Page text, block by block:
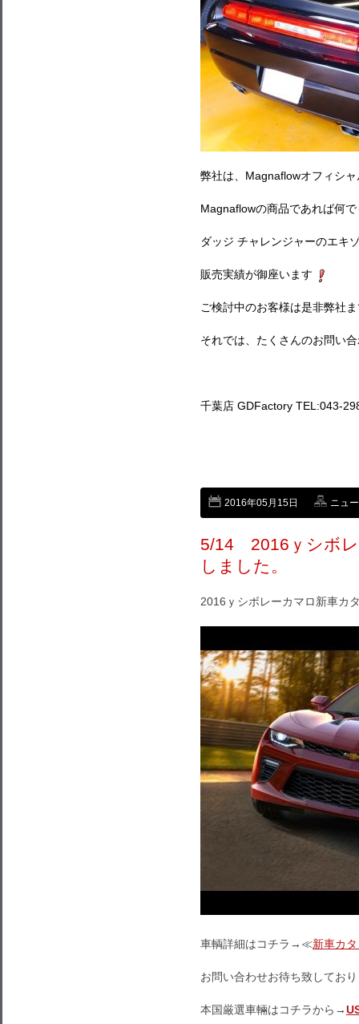
弊社は、Magnaflowオフィシ
Magnaflowの商品であれば何
ダッジ チャレンジャーのエキ
販売実績が御座います
ご検討中のお客様は是非弊社
それでは、たくさんのお問い
千葉店 GDFactory TEL:043-
2016年05月15日 ニュ
5/14 2016ｙシボレ
しました。
2016ｙシボレーカマロ新車カ
車輌詳細はコチラ→≪新車カ
お問い合わせお待ち致してお
本国厳選車輛はコチラから→